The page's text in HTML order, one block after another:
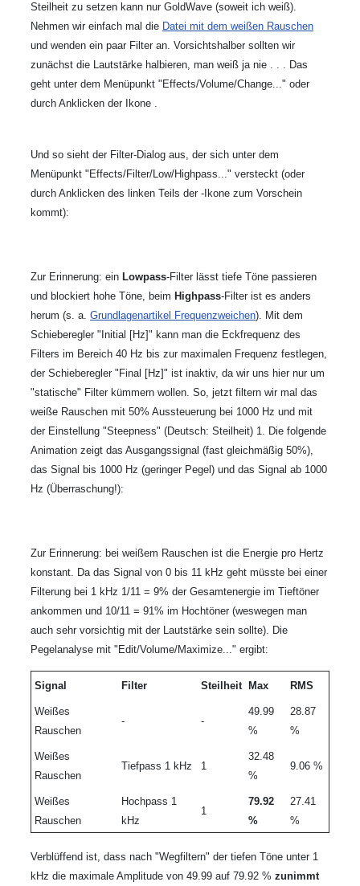
Steilheit zu setzen kann nur GoldWave (soweit ich weiß).
Nehmen wir einfach mal die Datei mit dem weißen Rauschen
und wenden ein paar Filter an. Vorsichtshalber sollten wir
zunächst die Lautstärke halbieren, man weiß ja nie . . . Das
geht unter dem Menüpunkt "Effects/Volume/Change..." oder
durch Anklicken der Ikone .
Und so sieht der Filter-Dialog aus, der sich unter dem
Menüpunkt "Effects/Filter/Low/Highpass..." versteckt (oder
durch Anklicken des linken Teils der -Ikone zum Vorschein
kommt):
Zur Erinnerung: ein Lowpass-Filter lässt tiefe Töne passieren
und blockiert hohe Töne, beim Highpass-Filter ist es anders
herum (s. a. Grundlagenartikel Frequenzweichen). Mit dem
Schieberegler "Initial [Hz]" kann man die Eckfrequenz des
Filters im Bereich 40 Hz bis zur maximalen Frequenz festlegen,
der Schieberegler "Final [Hz]" ist inaktiv, da wir uns hier nur um
"statische" Filter kümmern wollen. So, jetzt filtern wir mal das
weiße Rauschen mit 50% Aussteuerung bei 1000 Hz und mit
der Einstellung "Steepness" (Deutsch: Steilheit) 1. Die folgende
Animation zeigt das Ausgangssignal (fast gleichmäßig 50%),
das Signal bis 1000 Hz (geringer Pegel) und das Signal ab 1000
Hz (Überraschung!):
Zur Erinnerung: bei weißem Rauschen ist die Energie pro Hertz
konstant. Da das Signal von 0 bis 11 kHz geht müsste bei einer
Filterung bei 1 kHz 1/11 = 9% der Gesamtenergie im Tieftöner
ankommen und 10/11 = 91% im Hochtöner (weswegen man
auch sehr vorsichtig mit der Lautstärke sein sollte). Die
Pegelanalyse mit "Edit/Volume/Maximize..." ergibt:
Signal Filter Steilheit Max RMS
Weißes
Rauschen
- -
49.99
%
28.87
%
Weißes
Rauschen
Tiefpass 1 kHz 1
32.48
%
9.06 %
Weißes
Rauschen
Hochpass 1
kHz
1
79.92
%
27.41
%
Verblüffend ist, dass nach "Wegfiltern" der tiefen Töne unter 1
kHz die maximale Amplitude von 49.99 auf 79.92 % zunimmt